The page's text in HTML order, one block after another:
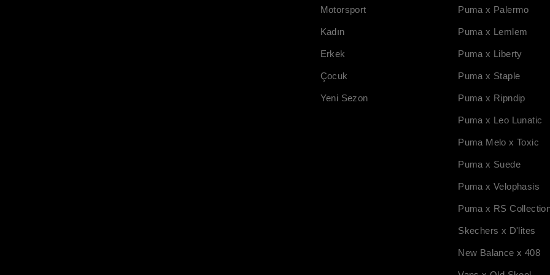
Motorsport
Kadın
Erkek
Çocuk
Yeni Sezon
Puma x Palermo
Puma x Lemlem
Puma x Liberty
Puma x Staple
Puma x Ripndip
Puma x Leo Lunatic
Puma Melo x Toxic
Puma x Suede
Puma x Velophasis
Puma x RS
Skechers x D'lites
New Balance x 408